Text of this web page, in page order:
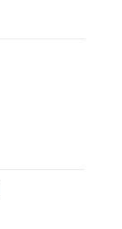
eines
Systems.